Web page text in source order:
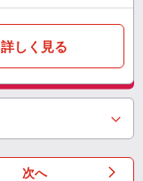
詳しく見る
次へ